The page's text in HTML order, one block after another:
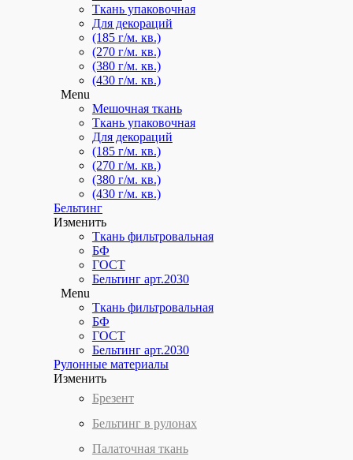
Ткань упаковочная
Для декораций
(185 г/м. кв.)
(270 г/м. кв.)
(380 г/м. кв.)
(430 г/м. кв.)
Menu
Мешочная ткань
Ткань упаковочная
Для декораций
(185 г/м. кв.)
(270 г/м. кв.)
(380 г/м. кв.)
(430 г/м. кв.)
Бельтинг
Изменить
Ткань фильтровальная
БФ
ГОСТ
Бельтинг арт.2030
Menu
Ткань фильтровальная
БФ
ГОСТ
Бельтинг арт.2030
Рулонные материалы
Изменить
Брезент
Бельтинг в рулонах
Палаточная ткань